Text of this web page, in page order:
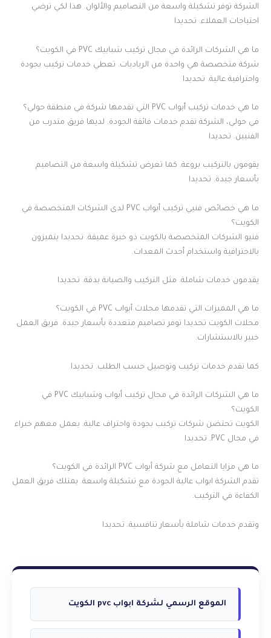
الشركة توفر تشكيلة واسعة من التصاميم والألوان. هذا لكي ترضي
احتياجات العملاء. تحديدا
ما هي الشركات الرائدة في مجال تركيب شبابيك PVC في الكويت؟
شركة متخصصة هي واحدة من الرياديات. تعطي خدمات تركيب بجودة
واحترافية عالية. تحديدا
ما هي خدمات تركيب أبواب PVC التي تقدمها شركة في منطقة حولي؟
في حولي، الشركة تقدم خدمات فائقة الجودة. لديها فريق متدرب من
الفنيين. تحديدا
يقومون بالتركيب بروعة. كما تعرض تشكيلة واسعة من التصاميم
بأسعار جيدة. تحديدا
ما هي خصائص فنيي تركيب أبواب PVC لدى الشركات المتخصصة في
الكويت؟
فنيو الشركات المتخصصة بالكويت ذو خبرة عميقة. تحديدا يتميزون
بالاحترافية واستخدام أحدث المعدات.
يقدمون خدمات شاملة. مثل التركيب والصيانة بدقة. تحديدا
ما هي المميزات التي تقدمها محلات أبواب PVC في الكويت؟
محلات الكويت تحديدا توفر تصاميم متعددة بأسعار جيدة. فريق العمل
خبير بالاستشارات.
كما تقدم خدمات تركيب وتوصيل حسب الطلب. تحديدا
ما هي الشركات الرائدة في مجال تركيب أبواب وشبابيك PVC في
الكويت؟
الكويت تحتضن شركات تركيب بجودة واحتراف عالية. يعمل معهم خبراء
في مجال PVC. تحديدا
ما هي مزايا التعامل مع شركة أبواب PVC الرائدة في الكويت؟
تقدم الشركة ابواب عالية الجودة مع تشكيلة واسعة. يمتلك فريق العمل
الكفاءة في التركيب.
وتقدم خدمات شاملة بأسعار تنافسية. تحديدا
الموقع الرسمي لشركة ابواب pvc الكويت